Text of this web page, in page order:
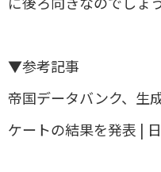
▼参考記事
帝国データバンク、生
ケートの結果を発表 |